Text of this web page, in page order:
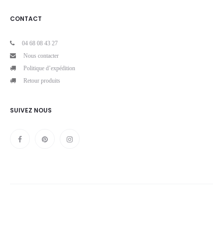
CONTACT
04 68 08 43 27
Nous contacter
Politique d’expédition
Retour produits
SUIVEZ NOUS